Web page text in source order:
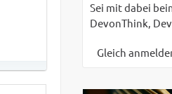
Sei mit dabei
DevonThink,
Gleich